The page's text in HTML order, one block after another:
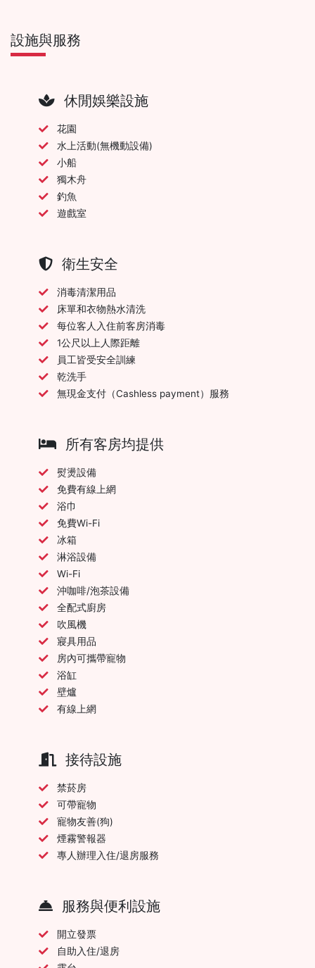
設施與服務
休閒娛樂設施
花園
水上活動(無機動設備)
小船
獨木舟
釣魚
遊戲室
衛生安全
消毒清潔用品
床單和衣物熱水清洗
每位客人入住前客房消毒
1公尺以上人際距離
員工皆受安全訓練
乾洗手
無現金支付（Cashless payment）服務
所有客房均提供
熨燙設備
免費有線上網
浴巾
免費Wi-Fi
冰箱
淋浴設備
Wi-Fi
沖咖啡/泡茶設備
全配式廚房
吹風機
寢具用品
房內可攜帶寵物
浴缸
壁爐
有線上網
接待設施
禁菸房
可帶寵物
寵物友善(狗)
煙霧警報器
專人辦理入住/退房服務
服務與便利設施
開立發票
自助入住/退房